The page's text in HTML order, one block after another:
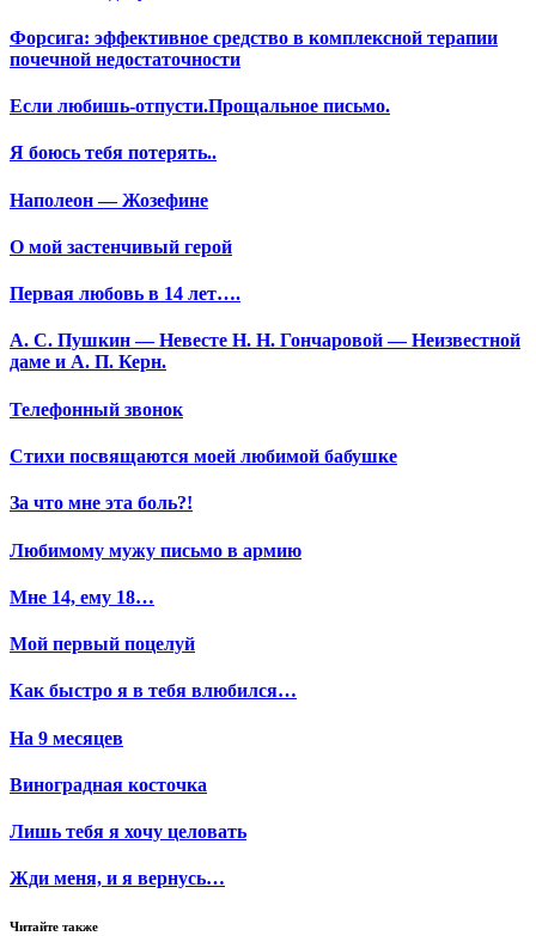
Форсига: эффективное средство в комплексной терапии
почечной недостаточности
Если любишь-отпусти.Прощальное письмо.
Я боюсь тебя потерять..
Наполеон — Жозефине
О мой застенчивый герой
Первая любовь в 14 лет….
А. С. Пушкин — Невесте Н. Н. Гончаровой — Неизвестной
даме и А. П. Керн.
Телефонный звонок
Стихи посвящаются моей любимой бабушке
За что мне эта боль?!
Любимому мужу письмо в армию
Мне 14, ему 18…
Мой первый поцелуй
Как быстро я в тебя влюбился…
На 9 месяцев
Виноградная косточка
Лишь тебя я хочу целовать
Жди меня, и я вернусь…
Читайте также